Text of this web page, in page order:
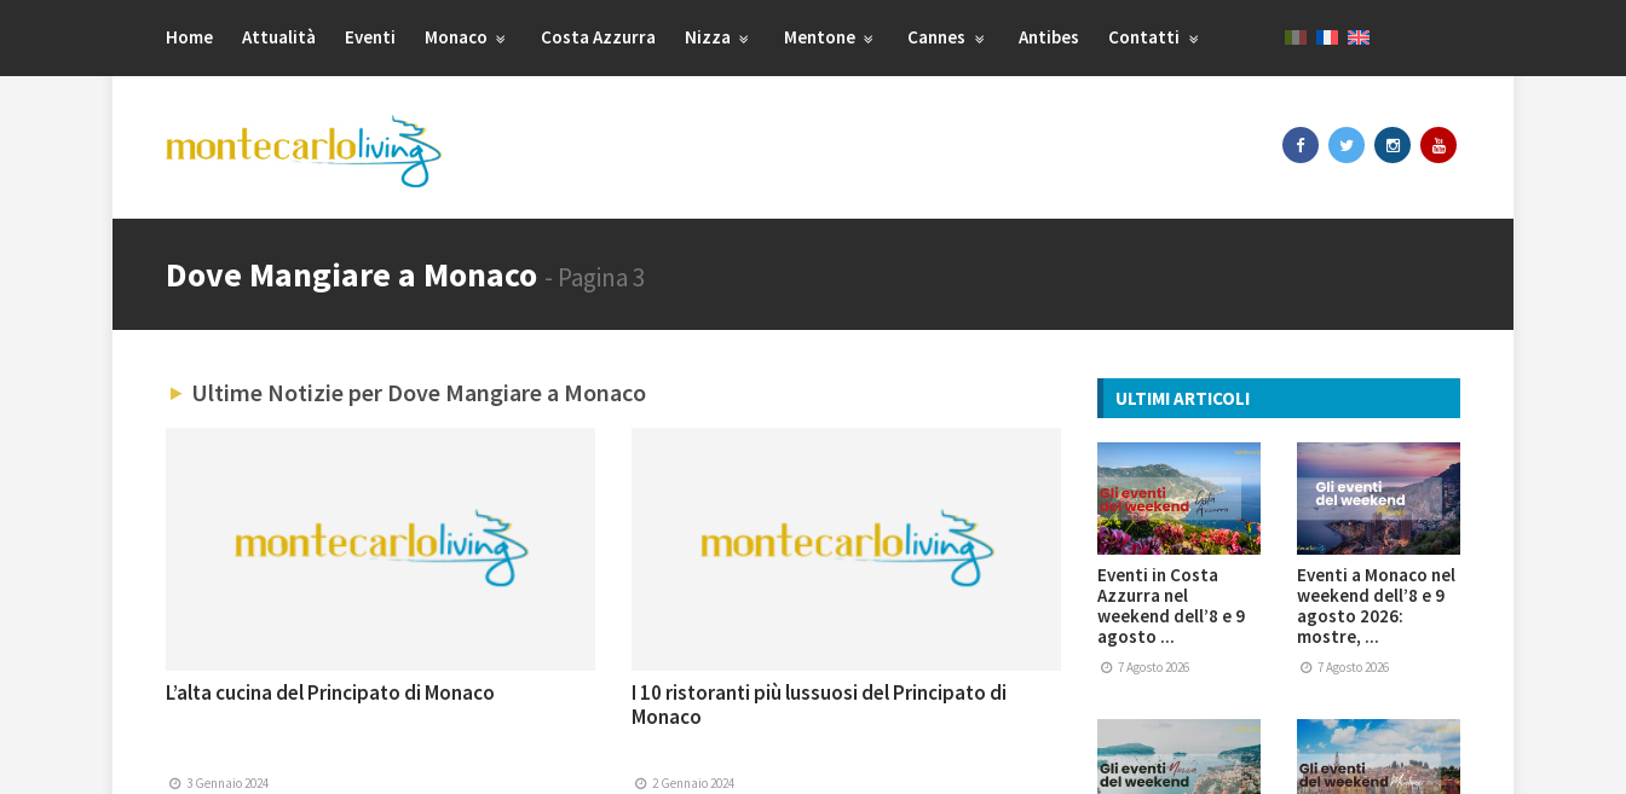
Home Attualità Eventi Monaco Costa Azzurra Nizza Mentone Cannes Antibes Contatti
Dove Mangiare a Monaco - Pagina 3
Ultime Notizie per Dove Mangiare a Monaco
L’alta cucina del Principato di Monaco
3 Gennaio 2024
I 10 ristoranti più lussuosi del Principato di
Monaco
2 Gennaio 2024
ULTIMI ARTICOLI
Eventi in Costa
Azzurra nel
weekend dell’8 e 9
agosto ...
7 Agosto 2026
Eventi a Monaco nel
weekend dell’8 e 9
agosto 2026:
mostre, ...
7 Agosto 2026